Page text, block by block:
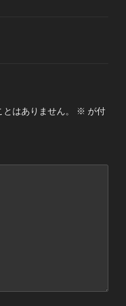
はありません。 ※ が付